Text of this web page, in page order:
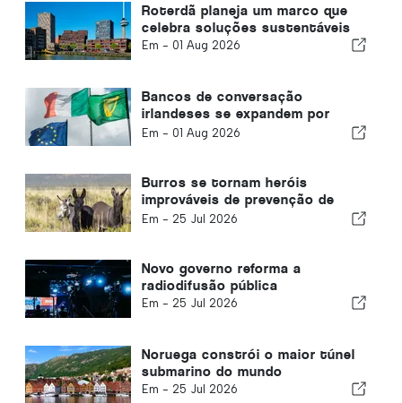
Roterdã planeja um marco que
celebra soluções sustentáveis
Em - 01 Aug 2026
Bancos de conversação
irlandeses se expandem por
todo o país
Em - 01 Aug 2026
Burros se tornam heróis
improváveis de prevenção de
incêndios
Em - 25 Jul 2026
Novo governo reforma a
radiodifusão pública
Em - 25 Jul 2026
Noruega constrói o maior túnel
submarino do mundo
Em - 25 Jul 2026